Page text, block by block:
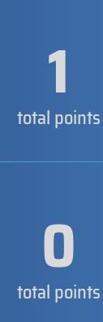
1
total points
0
total points